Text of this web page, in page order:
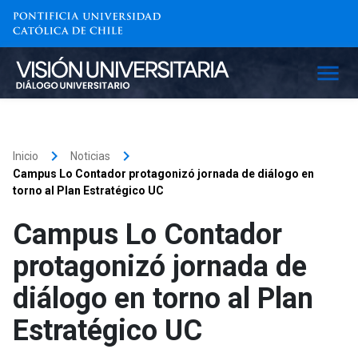
Inicio keyboard_arrow_right Noticias keyboard_arrow_right
Campus Lo Contador protagonizó jornada de diálogo en
torno al Plan Estratégico UC
Campus Lo Contador
protagonizó jornada de
diálogo en torno al Plan
Estratégico UC